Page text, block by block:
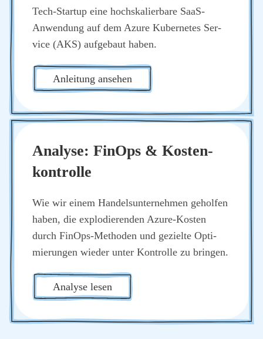
Tech-Start­up eine hoch­ska­lier­ba­re SaaS-
Anwen­dung auf dem Azu­re Kuber­netes Ser­
vice (AKS) auf­ge­baut haben.
Anlei­tung anse­hen
Ana­ly­se: Fin­Ops & Kos­ten­
kon­trol­le
Wie wir einem Han­dels­un­ter­neh­men gehol­fen
haben, die explo­die­ren­den Azu­re-Kos­ten
durch Fin­Ops-Metho­den und geziel­te Opti­
mie­run­gen wie­der unter Kon­trol­le zu brin­gen.
Ana­ly­se lesen